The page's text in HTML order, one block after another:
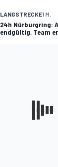
LANGSTRECKE1 M.
24h Nürburgring:
endgültig, Team